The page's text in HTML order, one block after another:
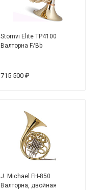
Stomvi Elite TP4100
Валторна F/Bb
715 500 ₽
J. Michael FH-850
Валторна, двойная